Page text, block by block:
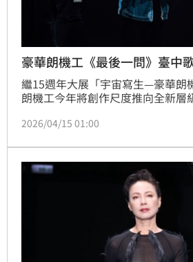
豪華朗機工《最後一問》臺中
繼15週年大展「宇宙寫生—豪華朗
朗機工今年將創作尺度推向全新層
問》在臺中國家歌劇院登場。豪華
人劇場。」
2026/04/15 01:00